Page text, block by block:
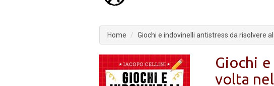
Home Giochi e indovinelli antistress da risolvere
Giochi
volta